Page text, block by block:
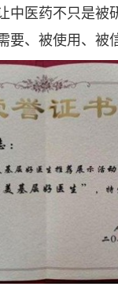
中医药不只是被
要、被使用、被